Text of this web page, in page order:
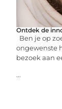
Ontdek de
Ben je op
ongewenste
bezoek aan
...